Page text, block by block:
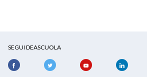
SEGUI DEASCUOLA